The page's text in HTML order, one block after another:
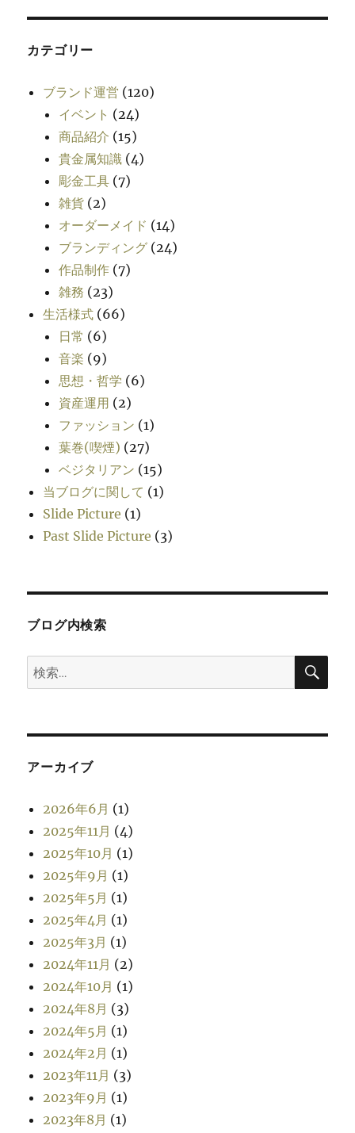
カテゴリー
ブランド運営 (120)
イベント (24)
商品紹介 (15)
貴金属知識 (4)
彫金工具 (7)
雑貨 (2)
オーダーメイド (14)
ブランディング (24)
作品制作 (7)
雑務 (23)
生活様式 (66)
日常 (6)
音楽 (9)
思想・哲学 (6)
資産運用 (2)
ファッション (1)
葉巻(喫煙) (27)
ベジタリアン (15)
当ブログに関して (1)
Slide Picture (1)
Past Slide Picture (3)
ブログ内検索
検
索:
検
アーカイブ
2026年6月 (1)
2025年11月 (4)
2025年10月 (1)
2025年9月 (1)
2025年5月 (1)
2025年4月 (1)
2025年3月 (1)
2024年11月 (2)
2024年10月 (1)
2024年8月 (3)
2024年5月 (1)
2024年2月 (1)
2023年11月 (3)
2023年9月 (1)
2023年8月 (1)